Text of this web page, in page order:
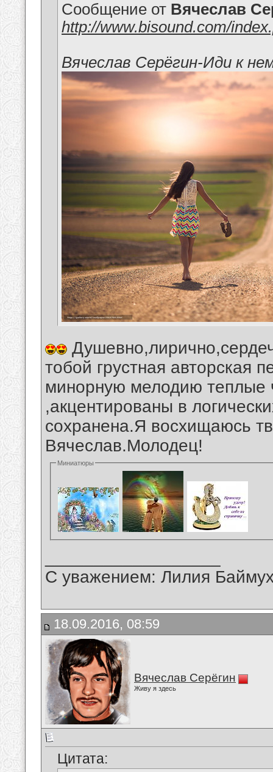
Сообщение от Вячеслав
http://www.bisound.com/
Вячеслав Серёгин-Иди к
тобой грустная авторская
минорную мелодию теплые
,акцентированы в
сохранена.Я восхищаюсь
Вячеслав.Молодец!
Миниатюры
С уважением: Лилия
18.09.2016, 08:59
Вячеслав Серёгин
Живу я здесь
Цитата: